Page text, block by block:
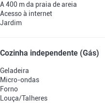
A 400 m da praia de areia
Acesso à internet
Jardim
Cozinha independente (Gás)
Geladeira
Micro-ondas
Forno
Louça/Talheres